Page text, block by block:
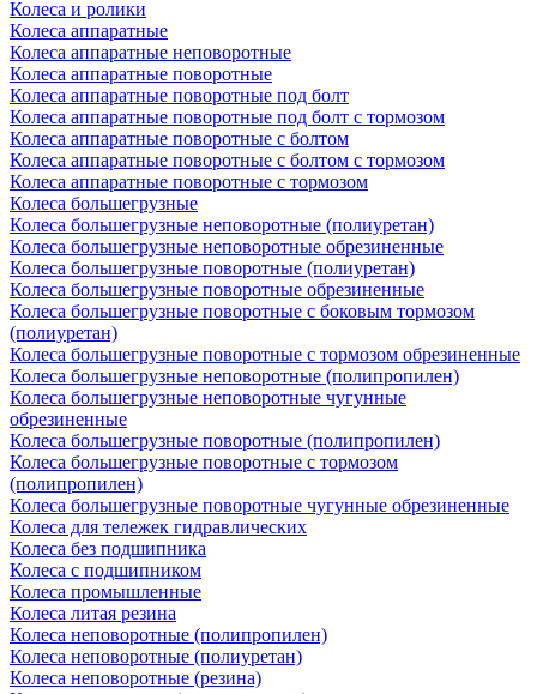
Колеса и ролики
Колеса аппаратные
Колеса аппаратные неповоротные
Колеса аппаратные поворотные
Колеса аппаратные поворотные под болт
Колеса аппаратные поворотные под болт с тормозом
Колеса аппаратные поворотные с болтом
Колеса аппаратные поворотные с болтом с тормозом
Колеса аппаратные поворотные с тормозом
Колеса большегрузные
Колеса большегрузные неповоротные (полиуретан)
Колеса большегрузные неповоротные обрезиненные
Колеса большегрузные поворотные (полиуретан)
Колеса большегрузные поворотные обрезиненные
Колеса большегрузные поворотные с боковым тормозом
(полиуретан)
Колеса большегрузные поворотные с тормозом обрезиненные
Колеса большегрузные неповоротные (полипропилен)
Колеса большегрузные неповоротные чугунные
обрезиненные
Колеса большегрузные поворотные (полипропилен)
Колеса большегрузные поворотные с тормозом
(полипропилен)
Колеса большегрузные поворотные чугунные обрезиненные
Колеса для тележек гидравлических
Колеса без подшипника
Колеса с подшипником
Колеса промышленные
Колеса литая резина
Колеса неповоротные (полипропилен)
Колеса неповоротные (полиуретан)
Колеса неповоротные (резина)